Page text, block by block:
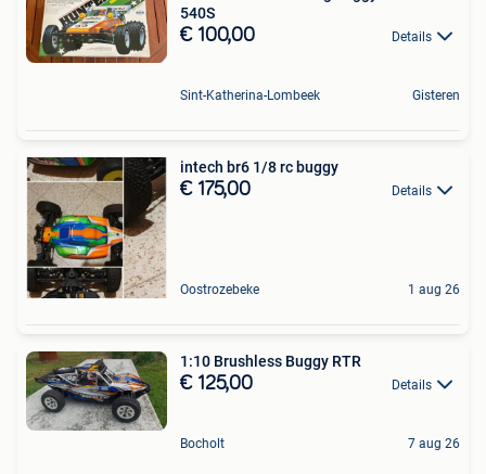
540S
€ 100,00 Details
Sint-Katherina-Lombeek Gisteren
intech br6 1/8 rc buggy
€ 175,00 Details
Oostrozebeke 1 aug 26
1:10 Brushless Buggy RTR
€ 125,00 Details
Bocholt 7 aug 26